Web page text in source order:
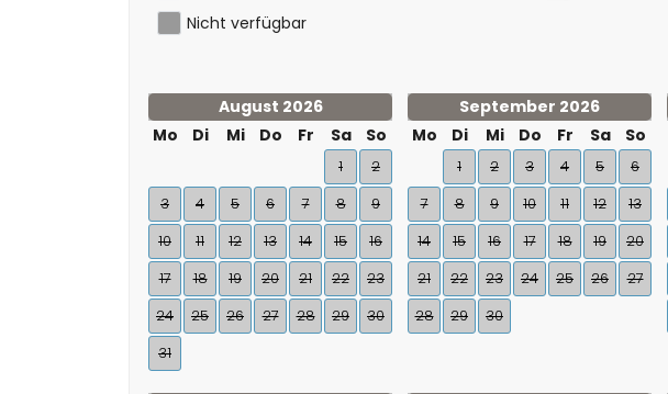
Nicht verfügbar
August 2026
Mo
Di Mi Do Fr Sa So
1
2
3
4 5 6 7 8
9
10
11 12 13 14 15
16
17
18 19 20 21 22
23
24
25 26 27 28 29
30
31
September 2026
Mo
Di Mi Do Fr Sa So
1 2 3 4 5
6
7
8 9 10 11 12
13
14
15 16 17 18 19
20
21
22 23 24 25 26
27
28
29 30